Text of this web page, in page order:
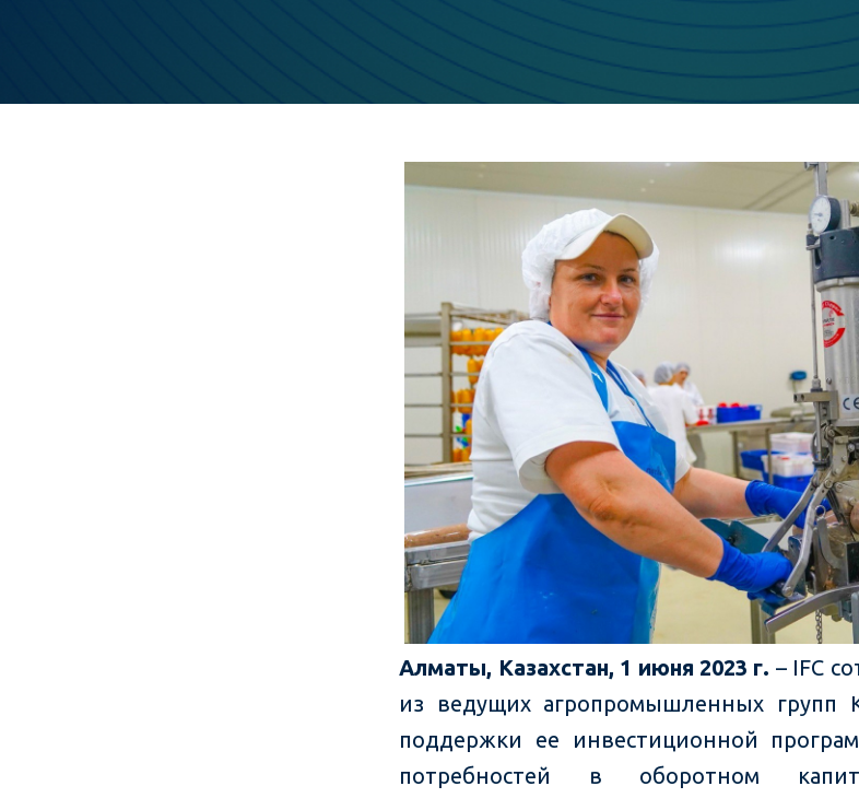
Алматы, Казахстан, 1 июня 2023 г. – IFC
из ведущих агропромышленных групп
поддержки ее инвестиционной
потребностей в оборотном